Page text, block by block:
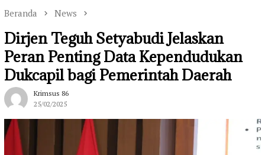
Beranda News
Dirjen Teguh Setyabudi Jelaskan
Peran Penting Data Kependudukan
Dukcapil bagi Pemerintah Daerah
Krimsus 86
25/02/2025